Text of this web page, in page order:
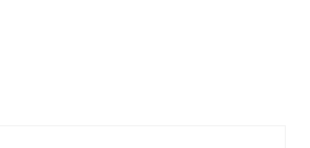
металлов, древесины,
поверхности значительно